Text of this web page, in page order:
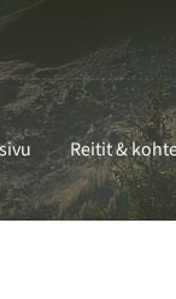
Reitit &